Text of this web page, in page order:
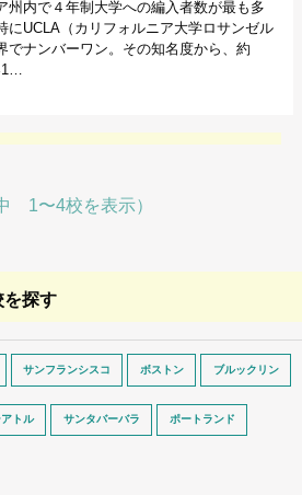
州内で４年制大学への編入者数が最も多
にUCLA（カリフォルニア大学ロサンゼル
でナンバーワン。その知名度から、約
1〜4校を表示）
を探す
サンフランシスコ ボストン ブルックリン
アトル サンタバーバラ ポートランド